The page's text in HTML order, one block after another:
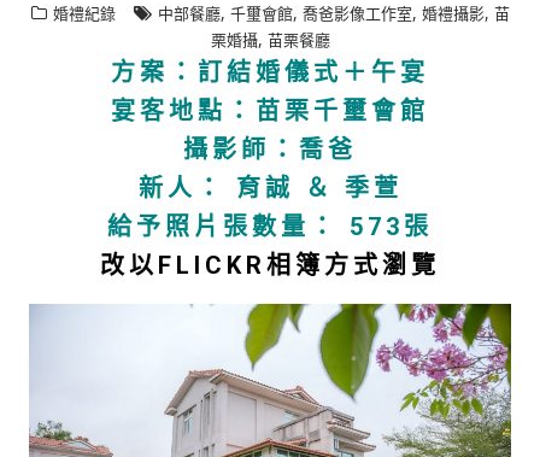
婚禮紀錄 中部餐廳, 千璽會館, 喬爸影像工作室, 婚禮攝影, 苗
栗婚攝, 苗栗餐廳
方案：訂結婚儀式＋午宴
宴客地點：苗栗千璽會館
攝影師：喬爸
新人： 育誠 ＆ 季萱
給予照片張數量： 573張
改以FLICKR相簿方式瀏覽